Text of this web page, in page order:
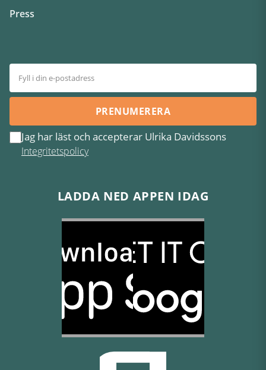
Press
PRENUMERERA
Jag har läst och accepterar Ulrika Davidssons
Integritetspolicy
LADDA NED APPEN IDAG